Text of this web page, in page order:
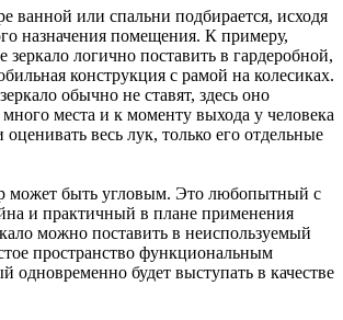
ванной или спальни подбирается, исходя
назначения помещения. К примеру,
зеркало логично поставить в гардеробной,
конструкция с рамой на колесиках.
обычно не ставят, здесь оно
места и к моменту выхода у человека
оценивать весь лук, только его отдельные
может быть угловым. Это любопытный с
и практичный в плане применения
можно поставить в неиспользуемый
пространство функциональным
одновременно будет выступать в качестве